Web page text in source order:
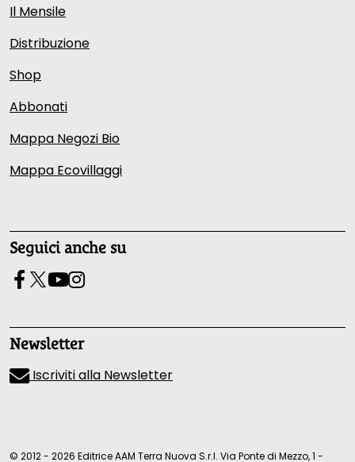
Il Mensile
Distribuzione
Shop
Abbonati
Mappa Negozi Bio
Mappa Ecovillaggi
Seguici anche su
Newsletter
Iscriviti alla Newsletter
© 2012 - 2026 Editrice AAM Terra Nuova S.r.l. Via Ponte di Mezzo, 1 -